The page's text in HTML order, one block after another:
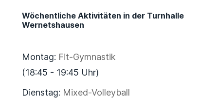
Wöchentliche Aktivitäten in der Turnhalle
Wernetshausen
Montag: Fit-Gymnastik
(18:45 - 19:45 Uhr)
Dienstag: Mixed-Volleyball